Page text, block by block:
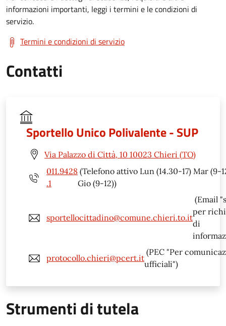
informazioni importanti, leggi i termini e le condizioni di
servizio.
Termini e condizioni di servizio
Contatti
Sportello Unico Polivalente - SUP
Via Palazzo di Città, 10 10023 Chieri (TO)
011.9428
.1
(Telefono attivo Lun (14.30-17) Mar (9-
Gio (9-12))
sportellocittadino@comune.chieri.to.it
(Email
per
di
protocollo.chieri@pcert.it
(PEC "Per
ufficiali")
Strumenti di tutela